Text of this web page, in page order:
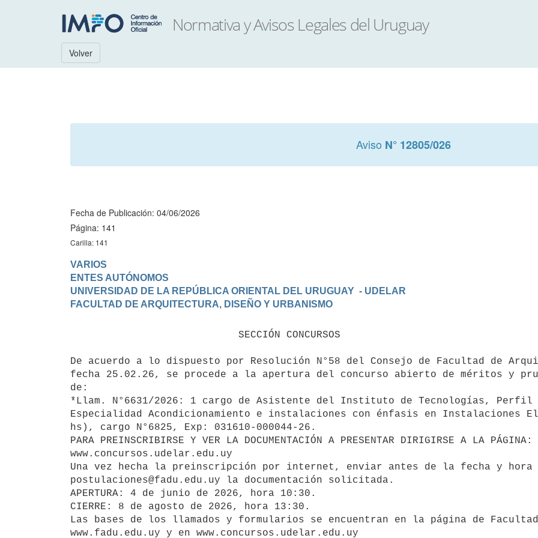
Volver
Aviso N° 12805/026
Fecha de Publicación: 04/06/2026
Página: 141
Carilla: 141
VARIOS
ENTES AUTÓNOMOS
UNIVERSIDAD DE LA REPÚBLICA ORIENTAL DEL URUGUAY  - UDELAR
De acuerdo a lo dispuesto por Resolución N°58 del Consejo de Facultad de
fecha 25.02.26, se procede a la apertura del concurso abierto de méritos y
de:
*Llam. N°6631/2026: 1 cargo de Asistente del Instituto de Tecnologías, Perfil
Especialidad Acondicionamiento e instalaciones con énfasis en Instalaciones
hs), cargo N°6825, Exp: 031610-000044-26.
PARA PREINSCRIBIRSE Y VER LA DOCUMENTACIÓN A PRESENTAR DIRIGIRSE A LA PÁGINA:
www.concursos.udelar.edu.uy
Una vez hecha la preinscripción por internet, enviar antes de la fecha y
postulaciones@fadu.edu.uy la documentación solicitada.
APERTURA: 4 de junio de 2026, hora 10:30.
CIERRE: 8 de agosto de 2026, hora 13:30.
Las bases de los llamados y formularios se encuentran en la página de Facultad
www.fadu.edu.uy y en www.concursos.udelar.edu.uy